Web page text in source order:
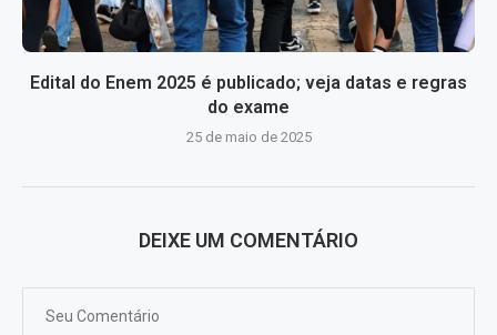
Edital do Enem 2025 é publicado; veja datas e regras
do exame
25 de maio de 2025
DEIXE UM COMENTÁRIO